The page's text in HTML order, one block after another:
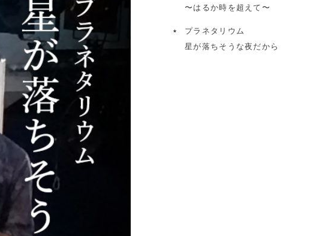
〜はるか時を超えて〜
プラネタリウム
星が落ちそうな夜だから